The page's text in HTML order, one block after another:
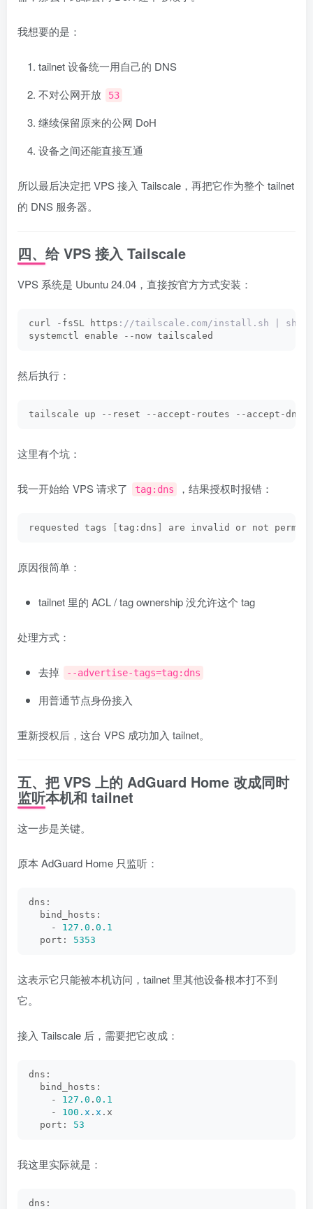
我想要的是：
tailnet 设备统一用自己的 DNS
不对公网开放
53
继续保留原来的公网 DoH
设备之间还能直接互通
所以最后决定把 VPS 接入 Tailscale，再把它作为整个 tailnet
的 DNS 服务器。
四、给 VPS 接入 Tailscale
VPS 系统是 Ubuntu 24.04，直接按官方方式安装：
curl -fsSL https ://tailscale.com/install.sh | sh
systemctl enable --now tailscaled
然后执行：
tailscale up --reset --accept-routes --accept-
这里有个坑：
我一开始给 VPS 请求了 tag:dns ，结果授权时报错：
requested tags tag:dns are invalid or not
原因很简单：
tailnet 里的 ACL / tag ownership 没允许这个 tag
处理方式：
去掉 --advertise-tags=tag:dns
用普通节点身份接入
重新授权后，这台 VPS 成功加入 tailnet。
五、把 VPS 上的 AdGuard Home 改成同时
监听本机和 tailnet
这一步是关键。
原本 AdGuard Home 只监听：
dns:
  bind_hosts:
    -
127.0 . 0.1
  port:
5353
这表示它只能被本机访问，tailnet 里其他设备根本打不到
它。
接入 Tailscale 后，需要把它改成：
dns:
  bind_hosts:
    -
127.0 . 0.1
    -
100. x . x .x
  port:
53
我这里实际就是：
dns: